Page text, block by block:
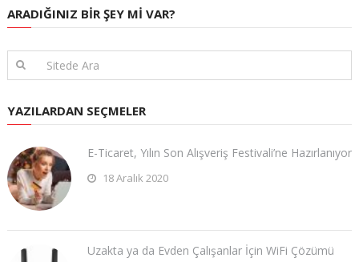
ARADIĞINIZ BIR ŞEY MI VAR?
YAZILARDAN SEÇMELER
E-Ticaret, Yılın Son Alışveriş Festivali’ne Hazırlanıyor
18 Aralık 2020
Uzakta ya da Evden Çalışanlar İçin WiFi Çözümü